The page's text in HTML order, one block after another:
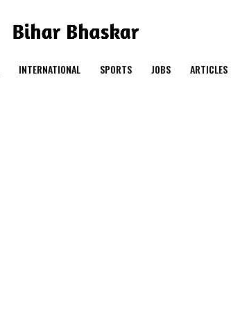
INTERNATIONAL SPORTS JOBS ARTICLES